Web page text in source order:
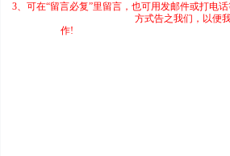
3、可在“留言必复”里留言
方式告之我们，以便
作!